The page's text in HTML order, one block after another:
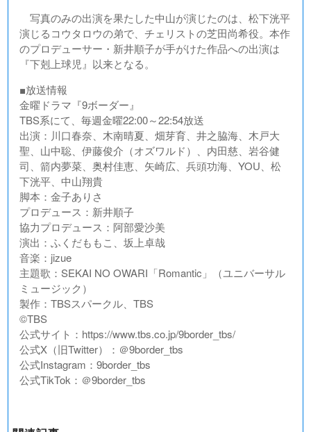
写真のみの出演を果たした中山が演じたのは、松下洸平
演じるコウタロウの弟で、チェリストの芝田尚希役。本作
のプロデューサー・新井順子が手がけた作品への出演は
『下剋上球児』以来となる。
■放送情報
金曜ドラマ『9ボーダー』
TBS系にて、毎週金曜22:00～22:54放送
出演：川口春奈、木南晴夏、畑芽育、井之脇海、木戸大
聖、山中聡、伊藤俊介（オズワルド）、内田慈、岩谷健
司、箭内夢菜、奥村佳恵、矢崎広、兵頭功海、YOU、松
下洸平、中山翔貴
脚本：金子ありさ
プロデュース：新井順子
協力プロデュース：阿部愛沙美
演出：ふくだももこ、坂上卓哉
音楽：jizue
主題歌：SEKAI NO OWARI「Romantic」（ユニバーサル
ミュージック）
製作：TBSスパークル、TBS
©︎TBS
公式サイト：https://www.tbs.co.jp/9border_tbs/
公式X（旧Twitter）：＠9border_tbs
公式Instagram：9border_tbs
公式TikTok：＠9border_tbs